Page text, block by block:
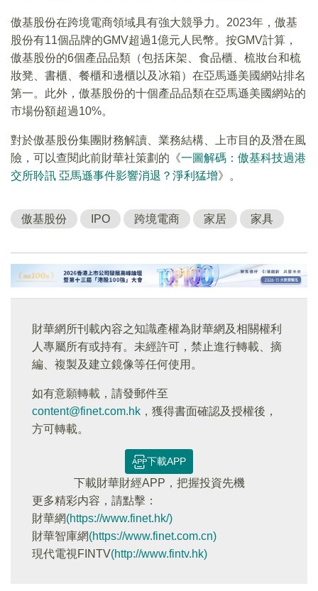
傲基股份在跨境電商領域具有強大競爭力。2023年，傲基
股份有11個品牌的GMV超過1億元人民幣。按GMV計算，
傲基股份的6個產品品類（包括床架、食品櫃、梳妝台和梳
妝凳、書櫃、餐櫃和邊櫃以及冰箱）在亞馬遜美國網站排名
第一。此外，傲基股份的十個產品品類在亞馬遜美國網站的
市場份額超過10%。
對於傲基股份集團財務解讀、業務結構、上市目的及潛在風
險，可以查閱此前財華社策劃的《一圖解碼：傲基科技過港
交所聆訊 亞馬遜事件影響消退？淨利猛增》。
傲基股份 IPO 跨境電商 家居 家具
財華網所刊載內容之知識產權為財華網及相關權利
人專屬所有或持有。未經許可，禁止進行轉載、摘
編、複製及建立鏡像等任何使用。
如有意願轉載，請發郵件至
content@finet.com.hk ，獲得書面確認及授權後，
方可轉載。
下載APP
下載財華財經APP，把握投資先機
更多精彩内容，請點擊：
財華網(https://www.finet.hk/)
財華智庫網(https://www.finet.com.cn)
現代電視FINTV(http://www.fintv.hk)